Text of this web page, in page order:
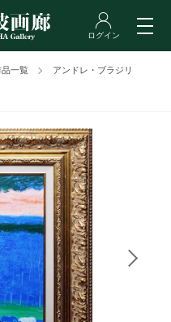
一覧 アンドレ・ブラジリ